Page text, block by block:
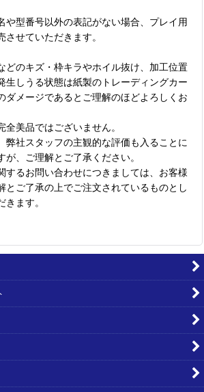
や型番号以外の表記がない場合、プレイ用
せていただきます。
どのキズ・枠キラやホイル抜け、加工位置
生しうる状態は紙製のトレーディングカー
ダメージであるとご理解のほどよろしくお
全美品ではございません。
弊社スタッフの主観的な評価も入ることに
が、ご理解とご了承ください。
するお問い合わせにつきましては、お客様
とご了承の上でご注文されているものとし
ます。